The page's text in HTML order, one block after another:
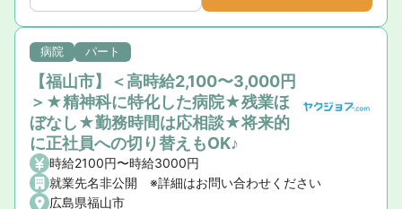
病院 パート
【福山市】＜高時給2,100〜3,000円
＞★精神科に特化した病院★残業ほ
ぼなし★勤務時間は応相談★将来的
に正社員への切り替えもOK♪
時給2100円〜時給3000円
就業先名非公開 ※詳細はお問い合わせください
広島県福山市